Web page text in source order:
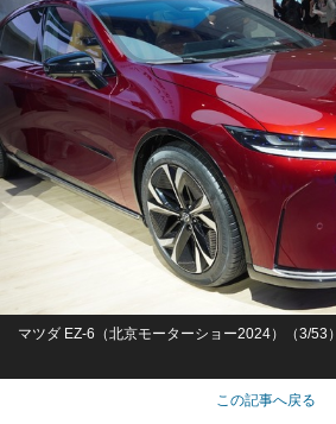
マツダ EZ-6（北京モーターショー2024）（3/53）
この記事へ戻る